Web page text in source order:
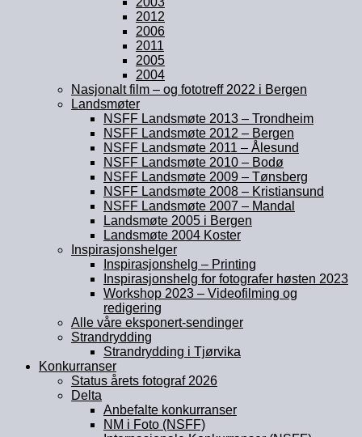
2012
2006
2011
2005
2004
Nasjonalt film – og fototreff 2022 i Bergen
Landsmøter
NSFF Landsmøte 2013 – Trondheim
NSFF Landsmøte 2012 – Bergen
NSFF Landsmøte 2011 – Ålesund
NSFF Landsmøte 2010 – Bodø
NSFF Landsmøte 2009 – Tønsberg
NSFF Landsmøte 2008 – Kristiansund
NSFF Landsmøte 2007 – Mandal
Landsmøte 2005 i Bergen
Landsmøte 2004 Koster
Inspirasjonshelger
Inspirasjonshelg – Printing
Inspirasjonshelg for fotografer høsten 2023
Workshop 2023 – Videofilming og
redigering
Alle våre eksponert-sendinger
Strandrydding
Strandrydding i Tjørvika
Konkurranser
Status årets fotograf 2026
Delta
Anbefalte konkurranser
NM i Foto (NSFF)